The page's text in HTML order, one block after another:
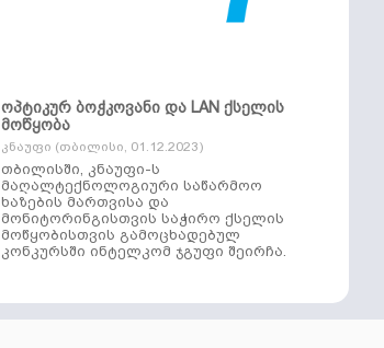
ოპტიკურ ბოჭკოვანი და LAN ქსელის
მოწყობა
კნაუფი (თბილისი, 01.12.2023)
თბილისში, კნაუფი-ს
მაღალტექნოლოგიური საწარმოო
ხაზების მართვისა და
მონიტორინგისთვის საჭირო ქსელის
მოწყობისთვის გამოცხადებულ
კონკურსში ინტელკომ ჯგუფი შეირჩა.